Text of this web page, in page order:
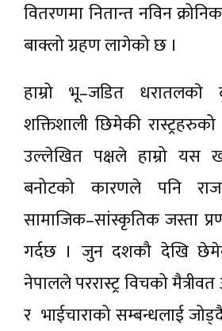
वितरणमा नितान्त नविन
बाक्लो ग्रहण लागेको छ ।
हाम्रो भू–जडित
शक्तिशाली छिमेकी
उल्लेखित पक्षले हाम्रो यस
बनोटको कारणले पनि
सामाजिक–सांस्कृतिक जस्ता
गर्दछ । जुन दशकौ देखि
नेपालले पररास्ट्र विचको
र भाईचाराको सम्बन्धलाई